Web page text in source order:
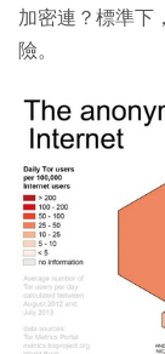
加密連？標準下
險。